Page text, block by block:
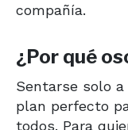
compañía.
¿Por qué
Sentarse solo
plan perfecto
todos. Para